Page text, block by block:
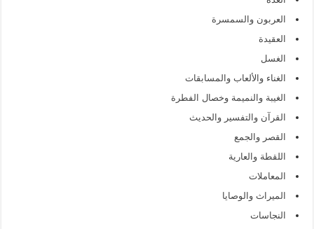
العربون والسمسرة
العقيدة
الغسل
الغناء والألعاب والمسابقات
الغيبة والنميمة وخصال الفطرة
القرآن والتفسير والحديث
القصر والجمع
اللقطة والعارية
المعاملات
الميراث والوصايا
النجاسات